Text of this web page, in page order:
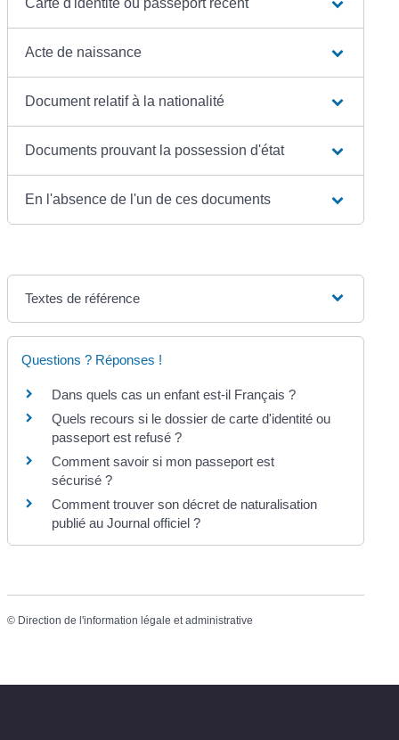
Acte de naissance
Document relatif à la nationalité
Documents prouvant la possession d'état
En l'absence de l'un de ces documents
Textes de référence
Questions ? Réponses !
Dans quels cas un enfant est-il Français ?
Quels recours si le dossier de carte d'identité ou
passeport est refusé ?
Comment savoir si mon passeport est
sécurisé ?
Comment trouver son décret de naturalisation
publié au Journal officiel ?
© Direction de l'information légale et administrative